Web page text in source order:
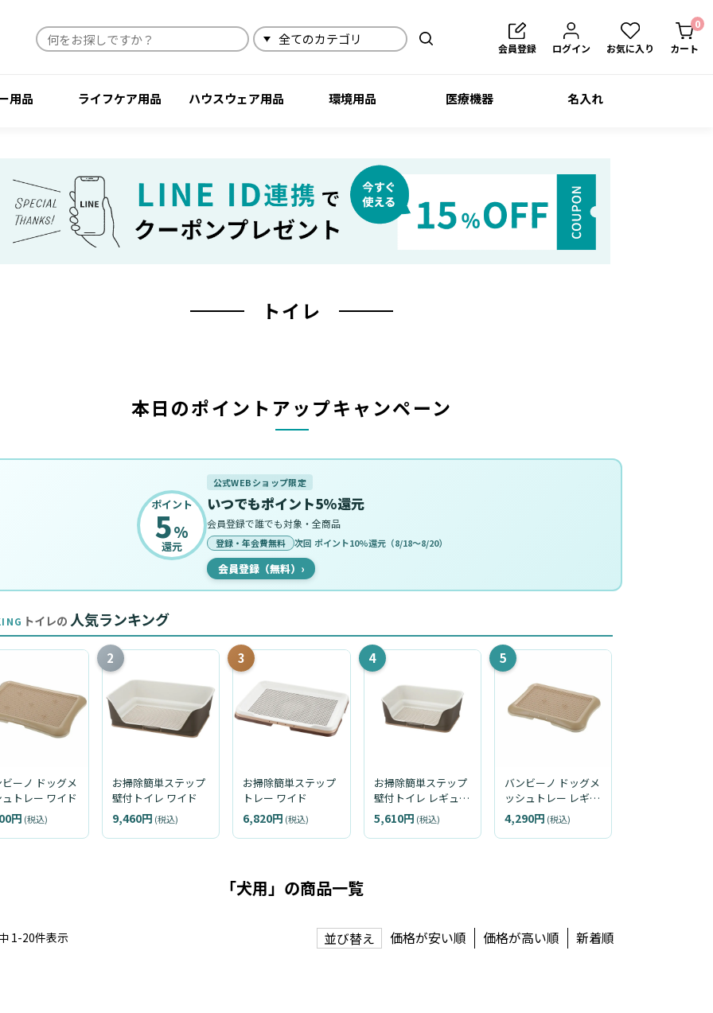
検索 会員登録 ログイン お気に入り カート
0
用品 ライフケア用品 ハウスウェア用品 環境用品 医療機器 名入れ
トイレ
本日のポイントアップキャンペーン
ポイント
5%
還元
公式WEBショップ限定
いつでもポイント5%還元
会員登録で誰でも対象・全商品
登録・年会費無料 次回 ポイント10%還元（8/18〜8/20）
会員登録（無料） ›
トイレの 人気ランキング
ーノ ドッグメ
トレー ワイド
円 (税込)
2
お掃除簡単ステップ
壁付トイレ ワイド
9,460円 (税込)
3
お掃除簡単ステップ
トレー ワイド
6,820円 (税込)
4
お掃除簡単ステップ
壁付トイレ レギュラ
ー
5,610円 (税込)
5
バンビーノ ドッグメ
ッシュトレー レギュ
ラー
4,290円 (税込)
「犬用」の商品一覧
並び替え 価格が安い順 価格が高い順 新着順
1-20件表示